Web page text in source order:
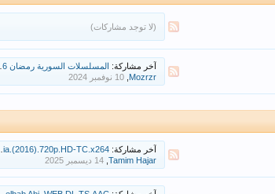
(لا توجد مشاركات)
آخر مشاركة: المسلسلات السورية رمضان 2016
Mozrzr
آخر مشاركة: Zootopia.(2016).720p.HD-TC.x264 مترجم للعربيه
Tamim Hajar
,